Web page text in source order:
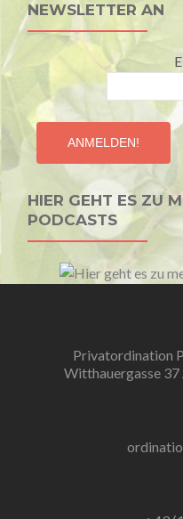
NEWSLETTER AN
HIER GEHT ES ZU
PODCASTS
Privatordination
Witthauergasse